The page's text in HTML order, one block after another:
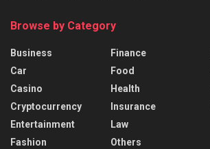
Browse by Category
Business
Car
Casino
Cryptocurrency
Entertainment
Fashion
Finance
Food
Health
Insurance
Law
Others